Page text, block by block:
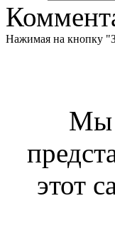
Нажимая на кнопку
Мы
этот